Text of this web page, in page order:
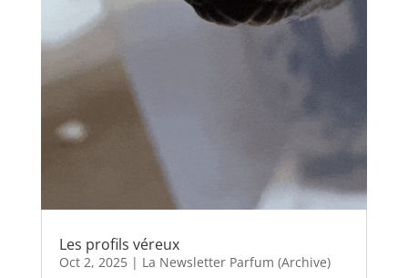
Les profils véreux
Oct 2, 2025| La Newsletter Parfum (Archive)